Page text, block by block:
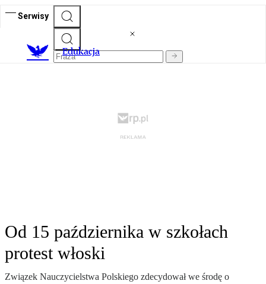
Serwisy
Edukacja
Od 15 października w szkołach
protest włoski
Związek Nauczycielstwa Polskiego zdecydował we środę o